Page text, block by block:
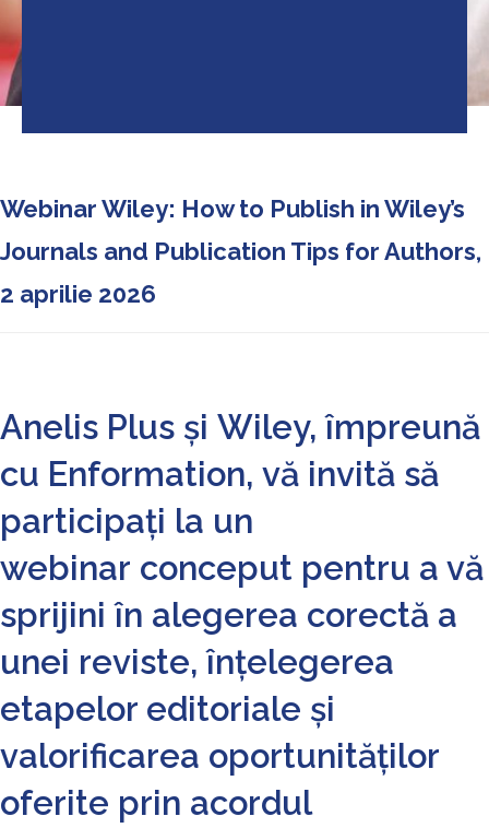
Webinar Wiley: How to Publish in Wiley’s
Journals and Publication Tips for Authors,
2 aprilie 2026
Anelis Plus și Wiley, împreună
cu Enformation, vă invită să
participați la un
webinar conceput pentru a vă
sprijini în alegerea corectă a
unei reviste, înțelegerea
etapelor editoriale și
valorificarea oportunităților
oferite prin acordul